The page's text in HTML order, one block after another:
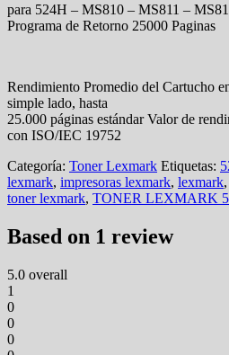
para 524H – MS810 – MS811 –
Programa de Retorno 25000 Paginas
Rendimiento Promedio del Cartucho
simple lado, hasta
25.000 páginas estándar Valor de
con ISO/IEC 19752
Categoría: Toner Lexmark Etiquetas:
lexmark, impresoras lexmark, lexmark,
toner lexmark, TONER LEXMARK
Based on 1 review
5.0 overall
1
0
0
0